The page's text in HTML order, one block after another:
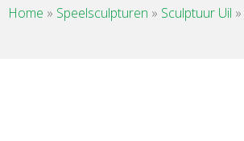
Home » Speelsculpturen » Sculptuur Uil »